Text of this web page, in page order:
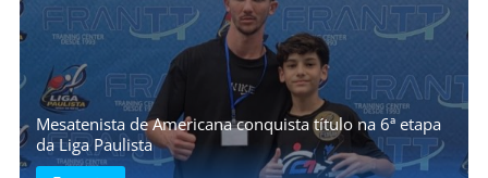
Mesatenista de Americana conquista título na 6ª etapa
da Liga Paulista